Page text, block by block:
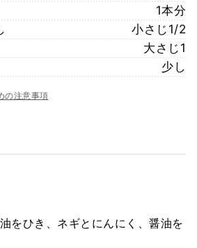
1本分
小さじ1/2
大さじ1
少し
の注意事項
をひき、ネギとにんにく、醤油を